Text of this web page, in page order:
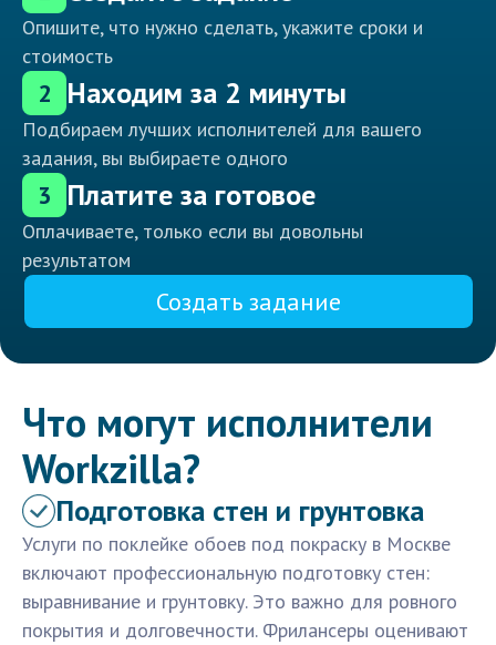
Опишите, что нужно сделать, укажите сроки и
стоимость
2 Находим за 2 минуты
Подбираем лучших исполнителей для вашего
задания, вы выбираете одного
3 Платите за готовое
Оплачиваете, только если вы довольны
результатом
Создать задание
Что могут исполнители
Workzilla?
Подготовка стен и грунтовка
Услуги по поклейке обоев под покраску в Москве
включают профессиональную подготовку стен:
выравнивание и грунтовку. Это важно для ровного
покрытия и долговечности. Фрилансеры оценивают